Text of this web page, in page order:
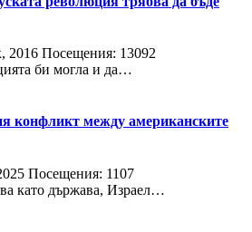
2016 Посещения: 13092
би могла и да…
конфликт между американските
Посещения: 1107
като държава, Израел…